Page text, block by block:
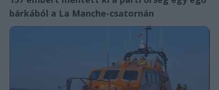
bárkából a La Manche-csatornán